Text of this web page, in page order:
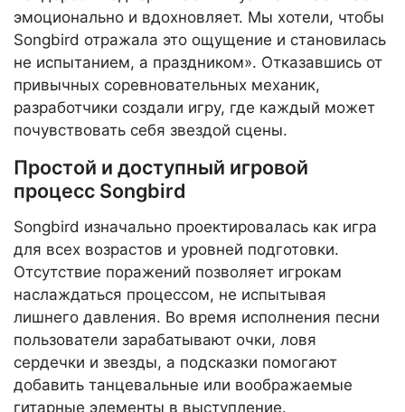
эмоционально и вдохновляет. Мы хотели, чтобы
Songbird отражала это ощущение и становилась
не испытанием, а праздником». Отказавшись от
привычных соревновательных механик,
разработчики создали игру, где каждый может
почувствовать себя звездой сцены.
Простой и доступный игровой
процесс Songbird
Songbird изначально проектировалась как игра
для всех возрастов и уровней подготовки.
Отсутствие поражений позволяет игрокам
наслаждаться процессом, не испытывая
лишнего давления. Во время исполнения песни
пользователи зарабатывают очки, ловя
сердечки и звезды, а подсказки помогают
добавить танцевальные или воображаемые
гитарные элементы в выступление.